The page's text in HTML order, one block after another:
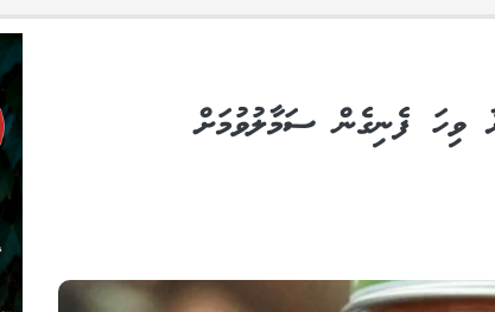
ވިހަ ފެނިގެން ސަމާލުވުމަށް